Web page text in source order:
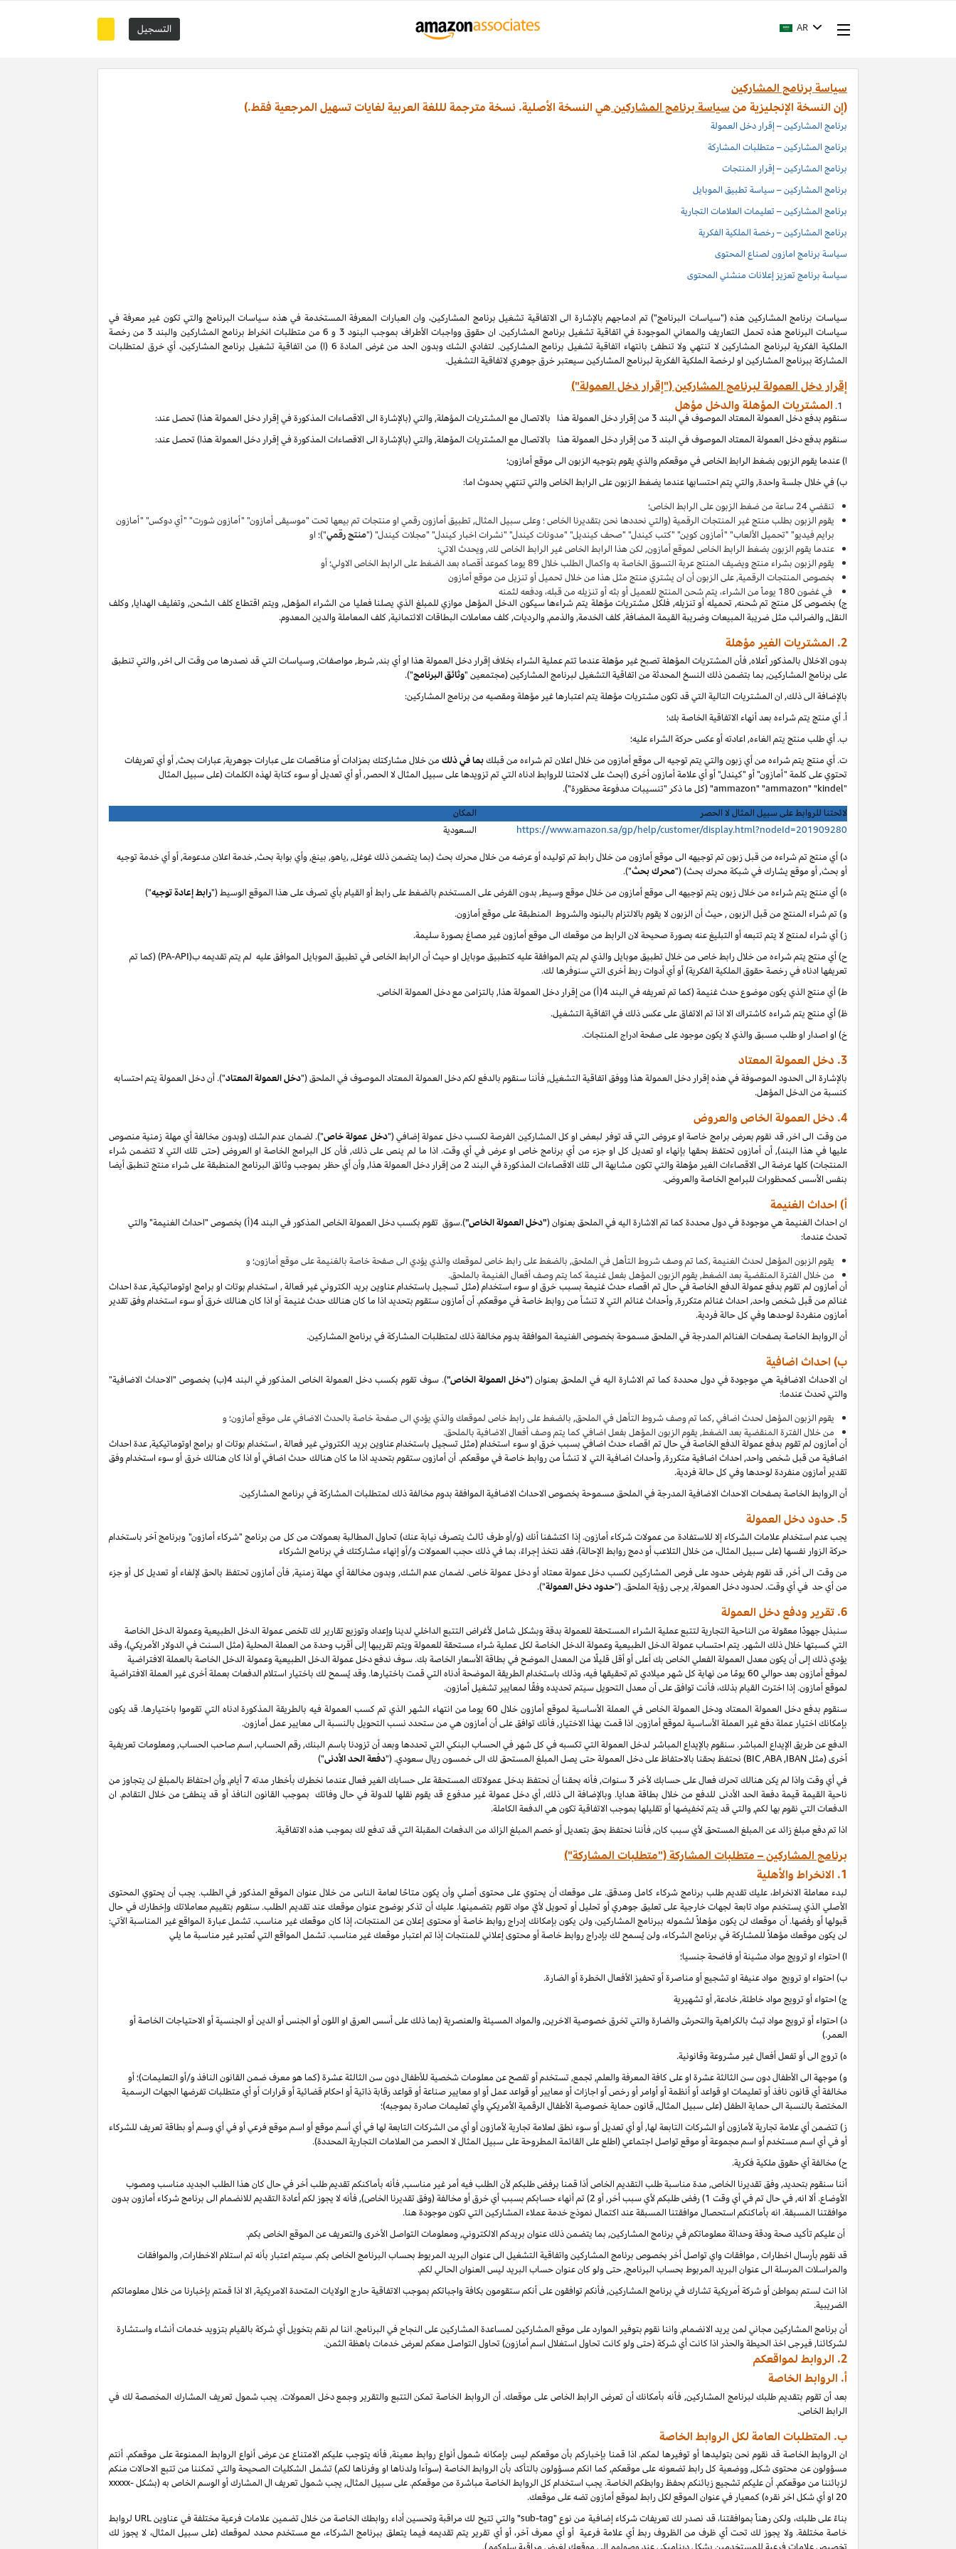
التسجيل AR
سياسة برنامج المشاركين
(إن النسخة الإنجليزية منسياسة برنامج المشاركين هي النسخة الأصلية. نسخة مترجمة لللغة العربية لغايات تسهيل المرجعية فقط.)
برنامج المشاركين – إقرار دخل العمولة
برنامج المشاركين – متطلبات المشاركة
برنامج المشاركين – إقرار المنتجات
برنامج المشاركين – سياسة تطبيق الموبايل
برنامج المشاركين – تعليمات العلامات التجارية
برنامج المشاركين – رخصة الملكية الفكرية
سياسة برنامج امازون لصناع المحتوى
سياسة برنامج تعزيز إعلانات منشئي المحتوى
سياسات برنامج المشاركين هذه ("سياسات البرنامج") تم ادماجهم بالإشارة الى الاتفاقية تشغيل برنامج المشاركين، وان العبارات المعرفة المستخدمة في هذه سياسات البرنامج والتي تكون غير معرفة في
سياسات البرنامج هذه تحمل التعاريف والمعاني الموجودة في اتفاقية تشغيل برنامج المشاركين. ان حقوق وواجبات الأطراف بموجب البنود 3 و 6 من متطلبات انخراط برنامج المشاركين والبند 3 من رخصة
الملكية الفكرية لبرنامج المشاركين لا تنتهي ولا تنطفئ بانتهاء اتفاقية تشغيل برنامج المشاركين. لتفادي الشك وبدون الحد من غرض المادة 6 (ا) من اتفاقية تشغيل برنامج المشاركين، أي خرق لمتطلبات
المشاركة ببرنامج المشاركين او لرخصة الملكية الفكرية لبرنامج المشاركين سيعتبر خرق جوهري لاتفاقية التشغيل.
إقرار دخل العمولة لبرنامج المشاركين ("إقرار دخل العمولة")
المشتريات المؤهلة والدخل مؤهل
سنقوم بدفع دخل العمولة المعتاد الموصوف في البند 3 من إقرار دخل العمولة هذا بالاتصال مع المشتريات المؤهلة, والتي (بالإشارة الى الاقصاءات المذكورة في إقرار دخل العمولة هذا) تحصل عند:
سنقوم بدفع دخل العمولة المعتاد الموصوف في البند 3 من إقرار دخل العمولة هذا بالاتصال مع المشتريات المؤهلة, والتي (بالإشارة الى الاقصاءات المذكورة في إقرار دخل العمولة هذا) تحصل عند:
ا) عندما يقوم الزبون بضغط الرابط الخاص في موقعكم والذي يقوم بتوجيه الزبون الى موقع أمازون؛
ب) في خلال جلسة واحدة, والتي يتم احتسابها عندما يضغط الزبون على الرابط الخاص والتي تنتهي بحدوث اما:
تنقضي 24 ساعة من ضغط الزبون على الرابط الخاص؛
يقوم الزبون بطلب منتج غير المنتجات الرقمية (والتي نحددها نحن بتقديرنا الخاص ؛ وعلى سبيل المثال, تطبيق أمازون رقمي او منتجات تم بيعها تحت "موسيقى أمازون" "أمازون شورت" "أي دوكس" "أمازون
برايم فيديو" "تحميل الألعاب" "أمازون كوين" "كتب كيندل" "صحف كينديل" "مدونات كيندل" "نشرات اخبار كيندل" "مجلات كيندل" ("منتج رقمي")؛ او
عندما يقوم الزبون بضغط الرابط الخاص لموقع أمازون, لكن هذا الرابط الخاص غير الرابط الخاص لك, ويحدث الاتي:
يقوم الزبون بشراء منتج ويضيف المنتجعربة التسوق الخاصة به واكمال الطلب خلال 89 يوما كموعد أقصاه بعد الضغط على الرابط الخاص الاولي؛ أو
بخصوص المنتجات الرقمية, على الزبون أن ان يشتري منتج مثل هذا من خلال تحميل أو تنزيل من موقع أمازون
في غضون 180 يوماً من الشراء، يتم شحن المنتج للعميل أو بثه أو تنزيله من قبله، ودفعه لثمنه
ج) بخصوص كل منتج تم شحنه, تحميله أو تنزيله, فلكل مشتريات مؤهلة يتم شراءها سيكون الدخل المؤهل موازي للمبلغ الذي يصلنا فعليا من الشراء المؤهل, ويتم اقتطاع كلف الشحن, وتغليف الهدايا, وكلف
النقل, والضرائب مثل ضريبة المبيعات وضريبة القيمة المضافة, كلف الخدمة, والذمم, والرديات, كلف معاملات البطاقات الائتمانية, كلف المعاملة والدين المعدوم.
2. المشتريات الغير مؤهلة
بدون الاخلال بالمذكور أعلاه, فأن المشتريات المؤهلة تصبح غير مؤهلة عندما تتم عملية الشراء بخلاف إقرار دخل العمولة هذا او أي بند, شرط, مواصفات, وسياسات التي قد نصدرها من وقت الى اخر, والتي تنطبق
على برنامج المشاركين, بما بتضمن ذلك النسخ المحدثة من اتفاقية التشغيل لبرنامج المشاركين (مجتمعين "وثائق البرنامج").
بالإضافة الى ذلك, ان المشتريات التالية التي قد تكون مشتريات مؤهلة يتم اعتبارها غير مؤهلة ومقصيه من برنامج المشاركين:
أ. أي منتج يتم شراءه بعد أنهاء الاتفاقية الخاصة بك؛
ب. أيطلب منتج يتم الغاءه, اعادته أو عكس حركة الشراء عليه؛
ت. أي منتج يتم شراءه من أي زبون والتي يتم توجيه الى موقع أمازون من خلال اعلان تم شراءه من قبلكبما في ذلك من خلال مشاركتك بمزادات أو مناقصات على عبارات جوهرية, عبارات بحث, أو أي تعريفات
تحتوي على كلمة "أمازون" أو "كيندل" أو أي علامة أمازون أخرى (ابحث على لائحتنا للروابط ادناه التي تم تزويدها على سبيل المثال لا الحصر, أو أي تعديل أو سوء كتابة لهذه الكلمات (على سبيل المثال
"ammazon" "ammazon" "kindel" (كل ما ذكر "تنسيبات مدفوعة محظورة").
لائحتنا للروابط على سبيل المثال لا الحصر
المكان
https://www.amazon.sa/gp/help/customer/display.html?nodeId=201909280
السعودية
د) أي منتج تم شراءه من قبل زبون تم توجيهه الى موقع أمازون من خلال رابط تم توليده أو عرضه من خلال محرك بحث (بما يتضمن ذلك غوغل, ,ياهو, بينغ, وأي بوابة بحث, خدمة اعلان مدعومة, أو أي خدمة توجيه
أو بحث, أو موقع يشارك في شبكة محرك بحث) ("محرك بحث").
ه) أي منتج يتم شراءه من خلال زبون يتم توجيهه الى موقع أمازون من خلال موقع وسيط, بدون الفرض على المستخدم بالضغط على رابط أو القيام بأي تصرف على هذا الموقع الوسيط ("رابط إعادة توجيه")
و) تم شراء المنتج من قبل الزبون , حيث أن الزبون لا يقوم بالالتزام بالبنود والشروط المنطبقة على موقع أمازون.
ز) أي شراء لمنتج لا يتم تتبعه أو التبليغ عنه بصورة صحيحة لان الرابط من موقعك الى موقع أمازون غير مصاغ بصورة سليمة.
ح) أي منتج يتم شراءه من خلال رابط خاص من خلال تطبيق موبايل والذي لم يتم الموافقة عليه كتطبيق موبايل او حيث أن الرابط الخاص في تطبيق الموبايل الموافق عليه لم يتم تقديمه ب(PA-API) (كما تم
تعريفها ادناه في رخصة حقوق الملكية الفكرية) أو أي أدوات ربط أخرى التي سنوفرها لك.
ط) أي منتج الذي يكون موضوع حدث غنيمة (كما تم تعريفه في البند 4(أ) من إقرار دخل العمولة هذا, بالتزامن مع دخل العمولة الخاص.
ظ) أي منتج يتم شراءه كاشتراك الا اذا تم الاتفاق على عكس ذلك في اتفاقية التشغيل.
خ) او اصدار او طلب مسبق والذي لا يكون موجود على صفحة ادراج المنتجات.
3. دخل العمولة المعتاد
بالإشارة الى الحدود الموصوفة في هذه إقرار دخل العمولة هذا ووفق اتفاقية التشغيل, فأننا سنقوم بالدفع لكم دخل العمولة المعتاد الموصوف في الملحق ("دخل العمولة المعتاد"). أن دخل العمولة يتم احتسابه
كنسبة من الدخل المؤهل.
4. دخل العمولة الخاص والعروض
من وقت الى اخر, قد نقوم بعرض برامج خاصة او عروض التي قد توفر لبعض او كل المشاركين الفرصة لكسب دخل عمولة إضافي ("دخل عمولة خاص"). لضمان عدم الشك (وبدون مخالفة أي مهلة زمنية منصوص
عليها في هذا البند), أن أمازون تحتفظ بحقها بإنهاء او تعديل كل او جزء من أي برنامج خاص او عرض في أي وقت. اذا ما لم ينص على ذلك, فأن كل البرامج الخاصة او العروض (حتى تلك التي لا تتضمن شراء
المنتجات) كلها عرضة الى الاقصاءات الغير مؤهلة والتي تكون مشابهة الى تلك الاقصاءات المذكورة في البند 2 من إقرار دخل العمولة هذا, وأن أي حظر بموجب وثائق البرنامج المنطبقة على شراء منتج تنطبق أيضا
بنفس الأسس كمحظورات للبرامج الخاصة والعروض.
أ) احداث الغنيمة
ان احداث الغنيمة هي موجودة في دول محددة كما تم الاشارة اليه في الملحق بعنوان("دخل العمولة الخاص")
.سوق
تقوم بكسب دخل العمولة الخاص المذكور في البند 4(أ) بخصوص "احداث الغنيمة" والتي
تحدث عندما:
يقوم الزبون المؤهل لحدث الغنيمة ,كما تم وصف شروط التأهل في الملحق, بالضغط على رابط خاص لموقعك والذي يؤدي الى صفحة خاصة بالغنيمة على موقع أمازون؛ و
منخلال الفترة المنقضية بعد الضغط, يقوم الزبون المؤهل بفعل غنيمة كما يتم وصف أفعال الغنيمة بالملحق.
أن أمازون لم تقوم بدفع عمولة الدفع الخاصة في حال تم اقصاء حدث غنيمة بسبب خرق او سوء استخدام (مثل تسجيل باستخدام عناوين بريد الكتروني غير فعالة , استخدام بوتات او برامج اوتوماتيكية, عدة احداث
غنائم من قبل شخص واحد, احداث غنائم متكررة, وأحداث غنائم التي لا تنشأ من روابط خاصة في موقعكم. أن أمازون ستقوم بتحديد اذا ما كان هنالك حدث غنيمة أو اذا كان هنالك خرق أو سوء استخدام وفق تقدير
أمازون منفردة لوحدها وفي كل حالة فردية.
أن الروابط الخاصة بصفحات الغنائم المدرجة في الملحق مسموحة بخصوص الغنيمة الموافقة بدوم مخالفة ذلك لمتطلبات المشاركة في برنامج المشاركين.
ب) احداث اضافية
ان الاحداث الاضافية هي موجودة في دول محددة كما تم الاشارة اليه في الملحق بعنوان("دخل العمولة الخاص")
.سوف
تقوم بكسب دخل العمولة الخاص المذكور في البند 4(ب) بخصوص "الاحداث الاضافية"
والتي تحدث عندما:
يقوم الزبون المؤهل لحدث اضافي ,كما تم وصف شروط التأهل في الملحق, بالضغط على رابط خاص لموقعك والذي يؤدي الى صفحة خاصة بالحدث الاضافي على موقع أمازون؛ و
منخلال الفترة المنقضية بعد الضغط, يقوم الزبون المؤهل بفعل اضافي كما يتم وصف أفعال الاضافية بالملحق.
أن أمازون لم تقوم بدفع عمولة الدفع الخاصة في حال تم اقصاء حدث اضافي بسبب خرق او سوء استخدام (مثل تسجيل باستخدام عناوين بريد الكتروني غير فعالة , استخدام بوتات او برامج اوتوماتيكية, عدة احداث
اضافية من قبل شخص واحد, احداث اضافية متكررة, وأحداث اضافية التي لا تنشأ من روابط خاصة في موقعكم. أن أمازون ستقوم بتحديد اذا ما كان هنالك حدث اضافي أو اذا كان هنالك خرق أو سوء استخدام وفق
تقدير أمازون منفردة لوحدها وفي كل حالة فردية.
أن الروابط الخاصة بصفحات الاحداث الاضافية المدرجة في الملحق مسموحة بخصوص الاحداث الاضافية الموافقة بدوم مخالفة ذلك لمتطلبات المشاركة في برنامج المشاركين.
5. حدود دخل العمولة
يجب عدم استخدام علامات الشركاء إلا للاستفادة من عمولات شركاء أمازون. إذا اكتشفنا أنك (و/أو طرف ثالث يتصرف نيابة عنك) تحاول المطالبة بعمولات من كل من برنامج "شركاء أمازون" وبرنامج آخر باستخدام
حركة الزوار نفسها (على سبيل المثال، من خلال التلاعب أو دمج روابط الإحالة)، فقد نتخذ إجراءً، بما في ذلك حجب العمولات و/أو إنهاء مشاركتك في برنامج الشركاء
من وقت الى أخر, قد نقوم بفرض حدود على فرص المشاركين لكسب دخل عمولة معتاد أو دخل عمولة خاص. لضمان عدم الشك, وبدون مخالفة أي مهلة زمنية, فأن أمازون تحتفظ بالحق لإلغاء أو تعديل كل أو جزء
من أي حد في أي وقت. لحدود دخل العمولة, يرجى رؤية الملحق. ("حدود دخل العمولة").
6. تقرير ودفع دخل العمولة
سنبذل جهودًا معقولة من الناحية التجارية لتتبع عملية الشراء المستحقة للعمولة بدقة وبشكل شامل لأغراض التتبع الداخلي لدينا وإعداد وتوزيع تقارير لك تلخص عمولة الدخل الطبيعية وعمولة الدخل الخاصة
التي كسبتها خلال ذلك الشهر. يتم احتساب عمولة الدخل الطبيعية وعمولة الدخل الخاصة لكل عملية شراء مستحقة للعمولة ويتم تقريبها إلى أقرب وحدة من العملة المحلية (مثل السنت في الدولار الأمريكي)، وقد
يؤدي ذلك إلى أن يكون معدل العمولة الفعلي الخاص بك أعلى أو أقل قليلًا من المعدل الموضح في بطاقة الأسعار الخاصة بك. سوف ندفع دخل عمولة الدخل الطبيعية وعمولة الدخل الخاصة بالعملة الافتراضية
لموقع أمازون بعد حوالي 60 يومًا من نهاية كل شهر ميلادي تم تحقيقها فيه، وذلك باستخدام الطريقة الموضحة أدناه التي قمت باختيارها. وقد يُسمح لك باختيار استلام الدفعات بعملة أخرى غير العملة الافتراضية
لموقع أمازون. إذا اخترت القيام بذلك، فأنت توافق على أن معدل التحويل سيتم تحديده وفقًا لمعايير تشغيل أمازون.
سنقوم بدفع دخل العمولة المعتاد ودخل العمولة الخاص في العملة الأساسية لموقع أمازون خلال 60 يوما من انتهاء الشهر الذي تم كسب العمولة فيه بالطريقة المذكورة ادناه التي تقوموا باختيارها. قد يكون
بإمكانك اختيار عملة دفع غير العملة الأساسية لموقع أمازون. اذا قمت بهذا الاختيار, فأنك توافق على أن أمازون هي من ستحدد نسب التحويل بالنسبة الى معايير عمل أمازون.
الدفع عن طريق الإيداع المباشر. سنقوم بالإيداع المباشر لدخل العمولة التي تكسبه في كل شهر في الحساب البنكي التي تحددها وبعد أن تزودنا باسم البنك, رقم الحساب, اسم صاحب الحساب, ومعلومات تعريفية
أخرى (مثلIBAN
,
ABA
,
BIC) نحتفظ بحقنا بالاحتفاظ على دخل العمولة حتى يصل المبلغ المستحق لك الى خمسون ريال سعودي. ("دفعة الحد الأدنى")
في أي وقت واذا لم يكن هنالك تحرك فعال على حسابك لأخر 3 سنوات, فأنه بحقنا أن نحتفظ بدخل عمولاتك المستحقة على حسابك الغير فعال عندما نخطرك بأخطار مدته 7 أيام, وأن احتفاظ بالمبلغ لن يتجاوز من
ناحية القيمة قيمة دفعة الحد الأدنى للدفع من خلال بطاقة هدايا. وبالإضافة الى ذلك, أي دخل عمولة غير مدفوع قد يقوم نقلها للدولة في حال وفاتك بموجب القانون النافذ أو قد ينطفئ من خلال التقادم. ان
الدفعات التي نقوم بها لكم, والتي قد يتم تخفيضها أو تقليلها بموجب الاتفاقية تكون هي الدفعة الكاملة.
اذا تم دفع مبلغ زائد عن المبلغ المستحق لأي سبب كان, فأننا نحتفظ بحق بتعديل أو خصم المبلغ الزائد من الدفعات المقبلة التي قد تدفع لك بموجب هذه الاتفاقية.
برنامج المشاركين – متطلبات المشاركة ("متطلبات المشاركة")
1. الانخراط والأهلية
لبدء معاملة الانخراط، عليك تقديم طلب برنامج شركاء كامل ومدقق. على موقعك أن يحتوي على محتوى أصلي وأن يكون متاحًا لعامة الناس من خلال عنوان الموقع المذكور في الطلب. يجب أن يحتوي المحتوى
الأصلي الذي يستخدم مواد تابعة لجهات خارجية على تعليق جوهري أو تحليل أو تحويل لأيّ مواد تقوم بتضمينها. عليك أن تذكر بوضوح عنوان موقعك عند تقديم الطلب. سنقوم بتقييم معاملاتك وإخطارك في حال
قبولها أو رفضها. أن موقعك لن يكون مؤهلاً لشموله ببرنامج المشاركين، ولن يكون بإمكانك إدراج روابط خاصة أو محتوى إعلان عن المنتجات، إذا كان موقعك غير مناسب. تشمل عبارة المواقع غير المناسبة الآتي:
لن يكون موقعك مؤهلاً للمشاركة في برنامج الشركاء، ولن يُسمح لك بإدراج روابط خاصة أو محتوى إعلاني للمنتجات إذا تم اعتبار موقعك غير مناسب. تشمل المواقع التي تُعتبر غير مناسبة ما يلي
ا) احتواء او ترويج مواد مشينة أو فاضحة جنسيا؛
ب) احتواء او ترويج مواد عنيفة او تشجيع أو مناصرة أو تحفيز الأفعال الخطرة أو الضارة.
ج) احتواء أو ترويج مواد خاطئة, خادعة, أو تشهيرية
د) احتواء أو ترويج مواد تبث بالكراهية والتحرش والضارة والتي تخرق خصوصية الاخرين, والمواد المسيئة والعنصرية (بما ذلك على أسس العرق او اللون أو الجنس أو الدين أو الجنسية أو الاحتياجات الخاصة أو
العمر.)
ه) تروج الى أو تفعل أفعال غير مشروعة وقانونية.
و) موجهة الى الأطفال دون سن الثالثة عشرة او على كافة المعرفة والعلم, تجمع, تستخدم أو تفصح عن معلومات شخصية للأطفال دون سن الثالثة عشرة (كما هو معرف ضمن القانون النافذ و/أو التعليمات)؛ أو
مخالفة أي قانون نافذ أو تعليمات او قواعد أو أنظمة أو أوامر أو رخص أو اجازات أو معايير أو قواعد عمل أو او معايير صناعة أو قواعد رقابة ذاتية أو احكام قضائية أو قرارات أو أي متطلبات تفرضها الجهات الرسمية
المختصة بالنسبة الى حماية الطفل (على سبيل المثال, قانون حماية خصوصية الأطفال الرقمية الأمريكي وأي تعليمات صادرة بموجبه)؛
ز) تتضمن أي علامة تجارية لأمازون أو الشركات التابعة لها, أو أي تعديل أو سوء نطق لعلامة تجارية لأمازون أو أي من الشركات التابعة لها في أي أسم موقع أو اسم موقع فرعي أو في أي وسم أو بطاقة تعريف للشركاء
أو في أي اسم مستخدم أو اسم مجموعة أو موقع تواصل اجتماعي (اطلع على القائمة المطروحة على سبيل المثال لا الحصر من العلامات التجارية المحددة).
ح) مخالفة أي حقوق ملكية فكرية.
أننا سنقوم بتحديد, وفق تقديرنا الخاص, مدة مناسبة طلب التقديم الخاص أذا قمنا برفض طلبكم لأن الطلب فيه أمر غير مناسب, فأنه بأماكنكم تقديم طلب أخر في حال كان هذا الطلب الجديد مناسب ومصوب
الأوضاع. ألا انه, في حال تم في أي وقت 1) رفض طلبكم لأي سبب أخر, أو 2) تم أنهاء حسابكم بسبب أي خرق أو مخالفة (وفق تقديرنا الخاص), فأنه لا يجوز لكم أعادة التقديم للانضمام الى برنامج شركاء أمازون بدون
موافقتنا المسبقة. انه بأماكنكم استحصال موافقتنا المسبقة عند اكتمال نموذج خدمة عملاء المشاركين التي تكون موجودة هنا.
أن عليكم تأكيد صحة ودقة وحداثة معلوماتكم في برنامج المشاركين, بما يتضمن ذلك عنوان بريدكم الالكتروني, ومعلومات التواصل الأخرى والتعريف عن الموقع الخاص بكم.
قد نقوم بأرسال اخطارات , موافقات واي تواصل أخر بخصوص برنامج المشاركين واتفاقية التشغيل الى عنوان البريد المربوط بحساب البرنامج الخاص بكم. سيتم اعتبار بأنه تم استلام الاخطارات, والموافقات
والمراسلات المرسلة الى عنوان البريد المربوط بحساب البرنامج, حتى ولو كان عنوان حساب البريد ليس العنوان الحالي لكم.
اذا انت لستم بمواطن أو شركة أمريكية تشارك في برنامج المشاركين, فأنكم توافقون على أنكم ستقومون بكافة واجباتكم بموجب الاتفاقية حارج الولايات المتحدة الامريكية, الا اذا قمتم بإخبارنا من خلال معلوماتكم
الضريبية.
أن برنامج المشاركين مجاني لمن يريد الانضمام, واننا نقوم بتوفير الموارد على موقع المشاركين لمساعدة المشاركين على النجاح في البرنامج. اننا لم نقم بتخويل أي شركة بالقيام بتزويد خدمات أنشاء واستشارة
لشركائنا, فيرجى اخذ الحيطة والحذر اذا كانت أي شركة (حتى ولو كانت تحاول استغلال اسم أمازون) تحاول التواصل معكم لعرض خدمات باهظة الثمن.
2. الروابط لمواقعكم
أ. الروابط الخاصة
بعد أن تقوم بتقديم طلبك لبرنامج المشاركين, فأنه بأمكانك أن تعرض الرابط الخاص على موقعك. أن الروابط الخاصة تمكن التتبع والتقرير وجمع دخل العمولات. يجب شمول تعريف المشارك المخصصة لك في
الرابط الخاص.
ب. المتطلبات العامة لكل الروابط الخاصة
ان الروابط الخاصة قد نقوم نحن بتوليدها أو توفيرها لمكم. اذا قمنا بإخباركم بأن موقعكم ليس بإمكانه شمول أنواع روابط معينة, فأنه يتوجب عليكم الامتناع عن عرض أنواع الروابط الممنوعة على موقعكم. أنتم
مسؤولون عن محتوى شكل, ووضعية كل رابط تضعونه على موقعكم, كما انكم مسؤولون بالتأكد بأن الروابط الخاصة (سوآءا ولدناها او وفرناها لكم) تشمل الشكليات الصحيحة والتي تمكننا من تتبع الاحالات منكم
لزبائننا من موقعكم. أن عليكم تشجيع زبائنكم بحفظ روابطكم الخاصة. يجب استخدام كل الروابط الخاصة مباشرة من موقعكم. على سبيل المثال, يجب شمول تعريف ال المشارك أو الوسم الخاص به (بشكلxxxxx-
20 او أي شكل اخر نقره) كمعيار في عنوان الموقع لكل رابط لموقع أمازون تضه على موقعك.
بناءً على طلبك، ولكن رهناً بموافقتنا، قد نصدر لك تعريفات شركاء إضافية من نوع "sub-tag" والتي تتيح لك مراقبة وتحسين أداء روابطك الخاصة من خلال تضمين علامات فرعية مختلفة في عناوين URL لروابط
خاصة مختلفة. ولا يجوز لك تحت أي ظرف من الظروف ربط أي علامة فرعية أو أي معرف آخر، أو أي تقرير يتم تقديمه فيما يتعلق ببرنامج الشركاء، مع مستخدم محدد لموقعك (على سبيل المثال، لا يجوز لك